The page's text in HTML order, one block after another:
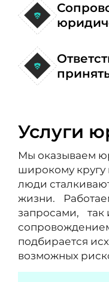
Услуги
Мы оказываем
широкому кругу
люди
жизни.
запросами, так
подбирается
возможных